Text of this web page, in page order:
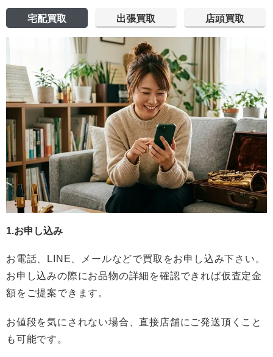
宅配買取 出張買取 店頭買取
1.お申し込み
お電話、LINE、メールなどで買取をお申し込み下さい。
お申し込みの際にお品物の詳細を確認できれば仮査定金
額をご提案できます。
お値段を気にされない場合、直接店舗にご発送頂くこと
も可能です。